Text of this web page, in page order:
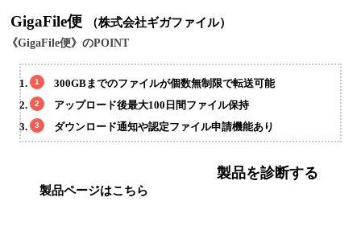
GigaFile便 （株式会社ギガファイル）
《GigaFile便》のPOINT
300GBまでのファイルが個数無制限で転送可能
アップロード後最大100日間ファイル保持
ダウンロード通知や認定ファイル申請機能あり
製品ページはこちら
製品を診断する